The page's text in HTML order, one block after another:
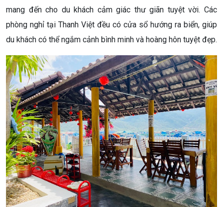
mang đến cho du khách cảm giác thư giãn tuyệt vời. Các
phòng nghỉ tại Thanh Việt đều có cửa sổ hướng ra biển, giúp
du khách có thể ngắm cảnh bình minh và hoàng hôn tuyệt đẹp.